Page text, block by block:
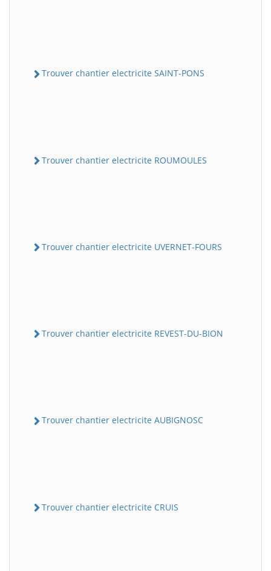
Trouver chantier electricite SAINT-PONS
Trouver chantier electricite ROUMOULES
Trouver chantier electricite UVERNET-FOURS
Trouver chantier electricite REVEST-DU-BION
Trouver chantier electricite AUBIGNOSC
Trouver chantier electricite CRUIS